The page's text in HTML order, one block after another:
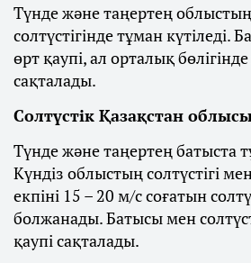
Түнде және таңертең
солтүстігінде тұман күтіледі.
өрт қаупі, ал орталық
сақталады.
Солтүстік Қазақстан
Түнде және таңертең батыста
Күндіз облыстың солтүстігі
екпіні 15 – 20 м/с соғатын
болжанады. Батысы мен
қаупі сақталады.